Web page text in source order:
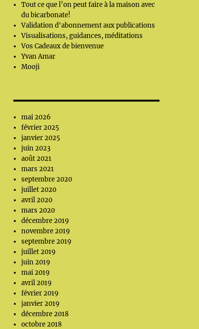
Tout ce que l’on peut faire à la maison avec
du bicarbonate!
Validation d'abonnement aux publications
Visualisations, guidances, méditations
Vos Cadeaux de bienvenue
Yvan Amar
Mooji
mai 2026
février 2025
janvier 2025
juin 2023
août 2021
mars 2021
septembre 2020
juillet 2020
avril 2020
mars 2020
décembre 2019
novembre 2019
septembre 2019
juillet 2019
juin 2019
mai 2019
avril 2019
février 2019
janvier 2019
décembre 2018
octobre 2018